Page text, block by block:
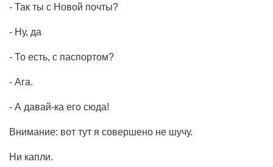
- Так ты с Новой почты?
- Ну, да
- То есть, с паспортом?
- Ага.
- А давай-ка его сюда!
Внимание: вот тут я совершено не шучу.
Ни капли.